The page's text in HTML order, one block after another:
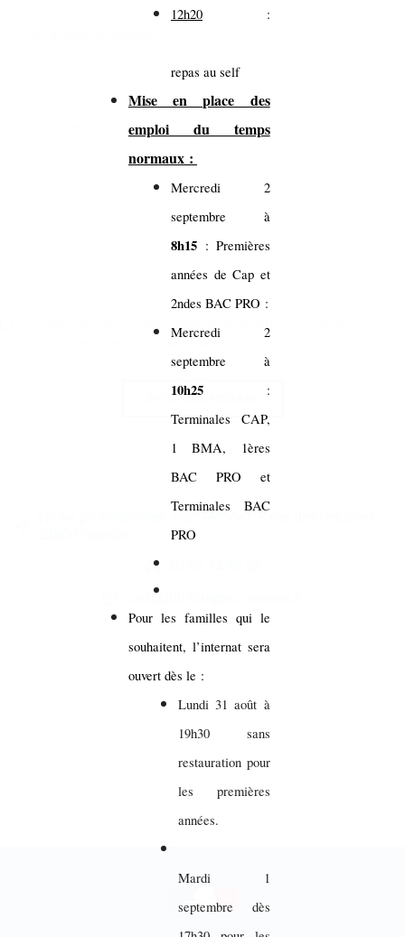
12h20 :
repas au self
Mise en place des
emploi du temps
normaux :
Mercredi 2
septembre à
8h15 : Premières
années de Cap et
2ndes BAC PRO :
Mercredi 2
septembre à
10h25 :
Terminales CAP,
1 BMA, 1ères
BAC PRO et
Terminales BAC
PRO
Pour les familles qui le
souhaitent, l’internat sera
ouvert dès le :
Lundi 31 août à
19h30 sans
restauration pour
les premières
années.
Mardi 1
septembre dès
exclusives du traitement de ma demande de contact.
ENVOYER LE MESSAGE
Lycée professionnel Jean Monnet, 9 rue des Ursulines,
ce.0220075M@ac-rennes.fr